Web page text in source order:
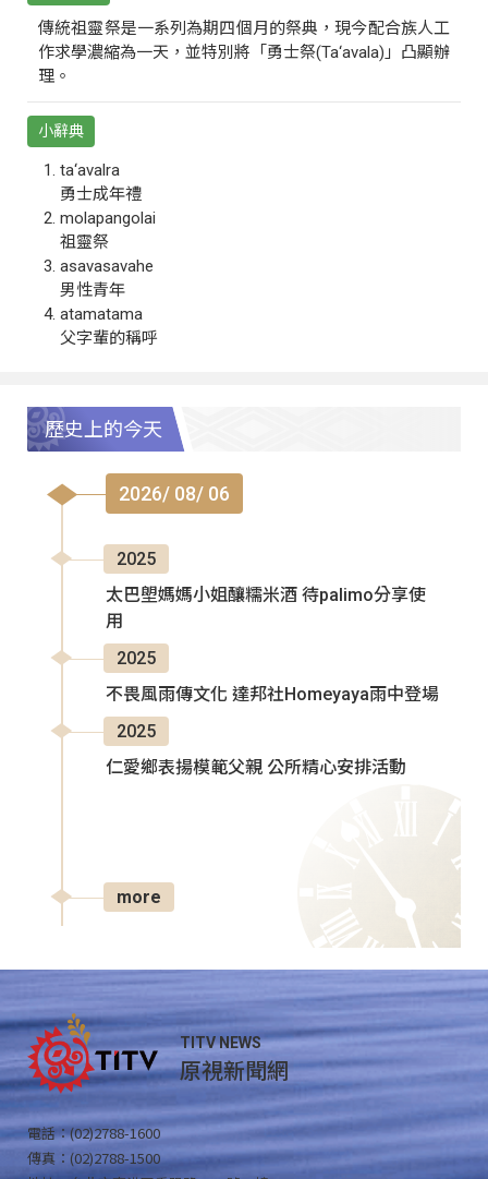
傳統祖靈祭是一系列為期四個月的祭典，現今配合族人工
作求學濃縮為一天，並特別將「勇士祭(Ta‘avala)」凸顯辦
理。
小辭典
ta‘avalra
勇士成年禮
molapangolai
祖靈祭
asavasavahe
男性青年
atamatama
父字輩的稱呼
歷史上的今天
2026/ 08/ 06
2025
太巴塱媽媽小姐釀糯米酒 待palimo分享使
用
2025
不畏風雨傳文化 達邦社Homeyaya雨中登場
2025
仁愛鄉表揚模範父親 公所精心安排活動
more
TITV NEWS
原視新聞網
電話：(02)2788-1600
傳真：(02)2788-1500